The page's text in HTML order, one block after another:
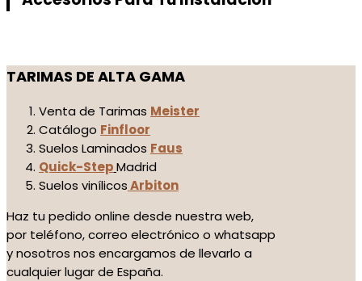
TARIMAS DE ALTA GAMA
Venta de Tarimas Meister
Catálogo Finfloor
Suelos Laminados Faus
Quick-StepMadrid
Suelos vinílicosArbiton
Haz tu pedido online desde nuestra web,
por teléfono, correo electrónico o whatsapp
y nosotros nos encargamos de llevarlo a
cualquier lugar de España.